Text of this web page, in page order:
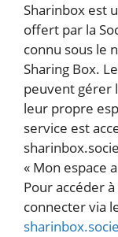
Sharinbox est
offert par la
connu sous le
Sharing Box.
peuvent gérer
leur propre
service est
« Mon espace
Pour accéder
connecter via